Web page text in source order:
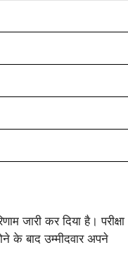
जारी कर दिया है। परीक्षा
के बाद उम्मीदवार अपने